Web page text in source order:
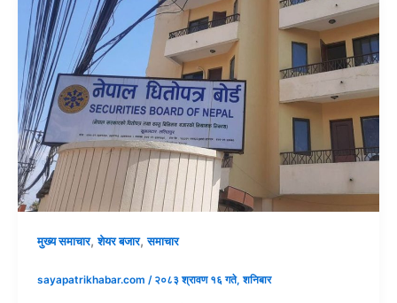
मुख्य समाचार,शेयर बजार,समाचार
sayapatrikhabar.com / २०८३ श्रावण १६ गते, शनिबार